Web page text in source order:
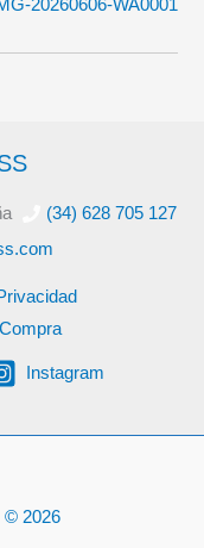
(34) 628 705 127
Instagram
© 2026